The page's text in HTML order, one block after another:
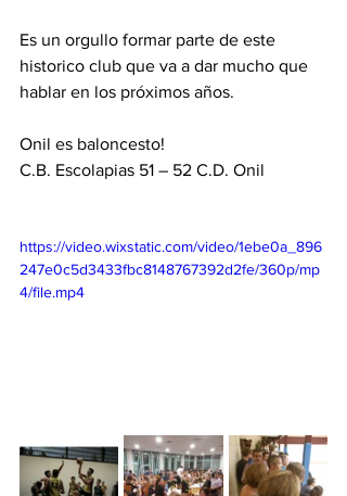
Es un orgullo formar parte de este
historico club que va a dar mucho que
hablar en los próximos años.
Onil es baloncesto!
C.B. Escolapias 51 – 52 C.D. Onil
https://video.wixstatic.com/video/1ebe0a_896
247e0c5d3433fbc8148767392d2fe/360p/mp
4/file.mp4